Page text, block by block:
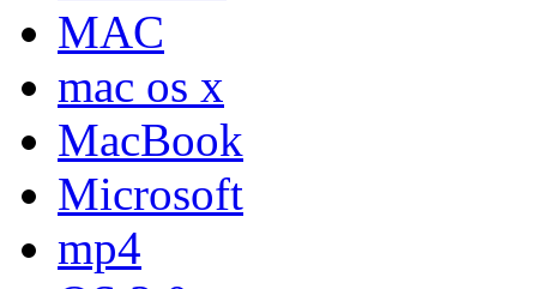
MAC
mac os x
MacBook
Microsoft
mp4